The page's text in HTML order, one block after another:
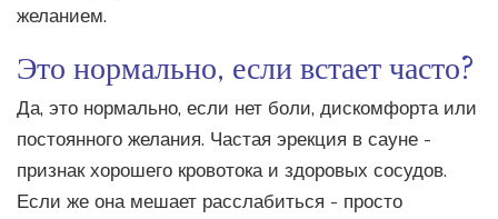
желанием.
Это нормально, если встает часто?
Да, это нормально, если нет боли, дискомфорта или
постоянного желания. Частая эрекция в сауне -
признак хорошего кровотока и здоровых сосудов.
Если же она мешает расслабиться - просто